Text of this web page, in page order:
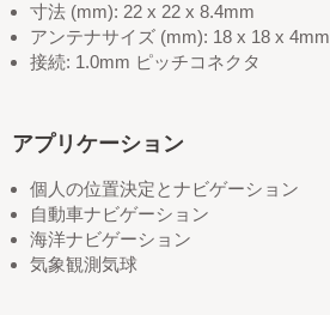
寸法 (mm): 22 x 22 x 8.4mm
アンテナサイズ (mm): 18 x 18 x 4mm
接続: 1.0mm ピッチコネクタ
アプリケーション
個人の位置決定とナビゲーション
自動車ナビゲーション
海洋ナビゲーション
気象観測気球